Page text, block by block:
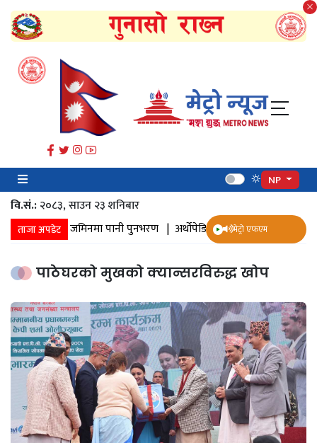
NP
वि.सं.:२०८३, साउन २३ शनिबार
ताजा अपडेट
संकलन |जमिनमा पानी पुनभरण | अर्थोपेडिक इम्प्लान्ट |ज्येष्ठ
मेट्रो एफएम
पाठेघरको मुखको क्यान्सरविरुद्ध खोप